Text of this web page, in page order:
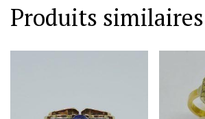
Produits similaires